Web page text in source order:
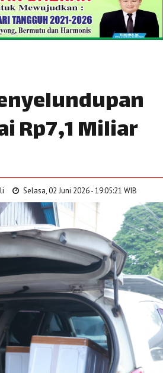
Rp7,1 Miliar
Selasa, 02 Juni 2026 - 19:05:21 WIB